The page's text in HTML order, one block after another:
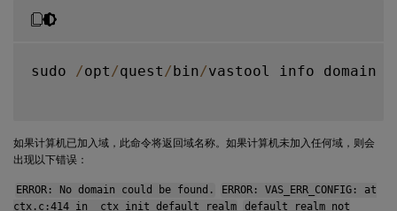
sudo /opt /quest /bin/vastool info domain
如果计算机已加入域，此命令将返回域名称。如果计算机未加入任何域，则会
出现以下错误：
ERROR: No domain could be found.
ERROR: VAS_ERR_CONFIG: at
ctx.c:414 in _ctx_init_default_realm
default_realm not